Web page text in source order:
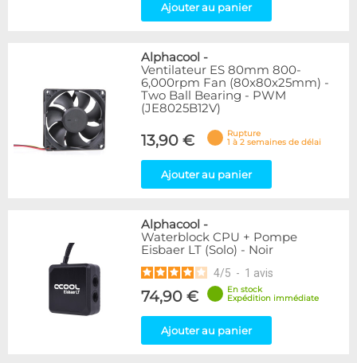
Ajouter au panier
Alphacool -
Ventilateur ES 80mm 800-
6,000rpm Fan (80x80x25mm) -
Two Ball Bearing - PWM
(JE8025B12V)
13,90 €
Rupture
1 à 2 semaines de délai
Ajouter au panier
Alphacool -
Waterblock CPU + Pompe
Eisbaer LT (Solo) - Noir
4/5 - 1 avis
74,90 €
En stock
Expédition immédiate
Ajouter au panier